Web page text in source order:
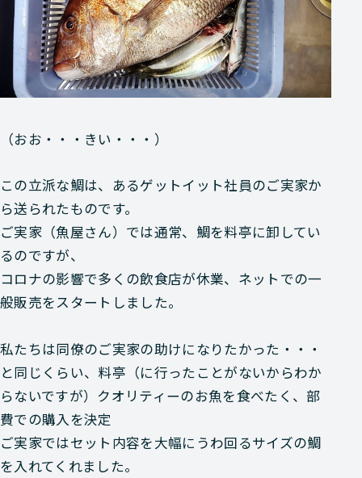
（おお・・・きい・・・）
この立派な鯛は、あるゲットイット社員のご実家か
ら送られたものです。
ご実家（魚屋さん）では通常、鯛を料亭に卸してい
るのですが、
コロナの影響で多くの飲食店が休業、ネットでの一
般販売をスタートしました。
私たちは同僚のご実家の助けになりたかった・・・
と同じくらい、料亭（に行ったことがないからわか
らないですが）クオリティーのお魚を食べたく、部
費での購入を決定
ご実家ではセット内容を大幅にうわ回るサイズの鯛
を入れてくれました。